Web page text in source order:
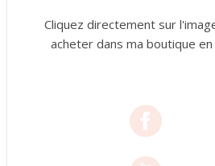
Cliquez directement sur
acheter dans ma boutique en